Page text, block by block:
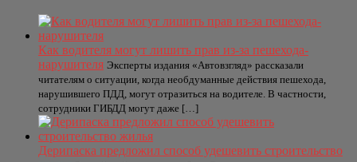
Как водителя могут лишить прав из-за пешехода-
нарушителя Эксперты издания «Автовзгляд» рассказали
читателям о ситуации, когда необдуманные действия пешехода,
нарушившего ПДД, могут отразиться на водителе. В частности,
сотрудники ГИБДД могут даже […]
Дерипаска предложил способ удешевить строительство